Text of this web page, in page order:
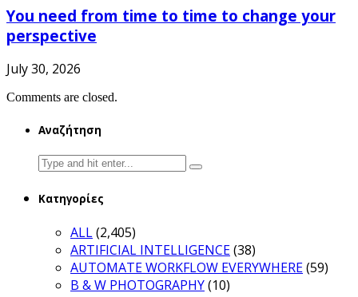
You need from time to time to change your
perspective
July 30, 2026
Comments are closed.
Αναζήτηση
Search
for:
Κατηγορίες
ALL(2,405)
ARTIFICIAL INTELLIGENCE(38)
AUTOMATE WORKFLOW EVERYWHERE(59)
B & W PHOTOGRAPHY(10)